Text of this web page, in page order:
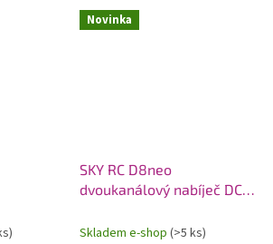
Novinka
SKY RC D8neo
dvoukanálový nabíječ DC
Skladem e-shop (>5 ks)